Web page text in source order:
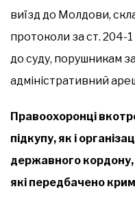
виїзд до Молдови,
протоколи за ст. 204-
до суду, порушникам
адміністративний
Правоохоронці
підкупу, як і
державного
які передбачено